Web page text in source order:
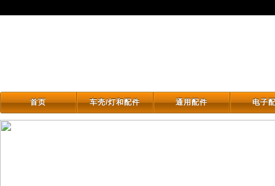
首页
首页 车壳/灯和配件
车壳/灯和配件 通用配件
通用配件 电子
电子